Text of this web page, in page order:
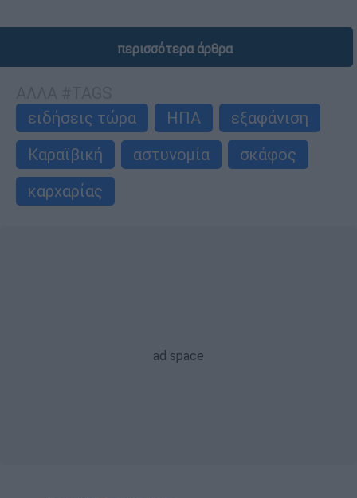
περισσότερα άρθρα
ειδήσεις τώρα
ΗΠΑ
εξαφάνιση
Καραϊβική
αστυνομία
σκάφος
καρχαρίας